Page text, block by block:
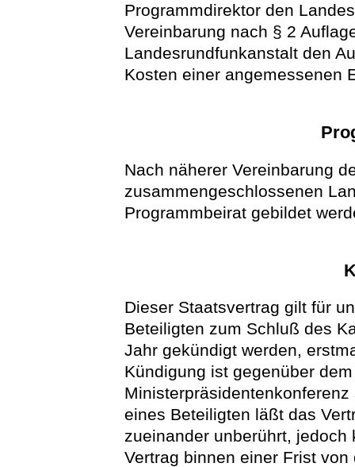
Programmdirektor den
Vereinbarung nach § 2
Landesrundfunkanstalt den
Kosten einer angemessenen
Nach näherer Vereinbarung
zusammengeschlossenen
Programmbeirat gebildet
Dieser Staatsvertrag gilt für
Beteiligten zum Schluß des
Jahr gekündigt werden,
Kündigung ist gegenüber
eines Beteiligten läßt das
zueinander unberührt,
Vertrag binnen einer Frist